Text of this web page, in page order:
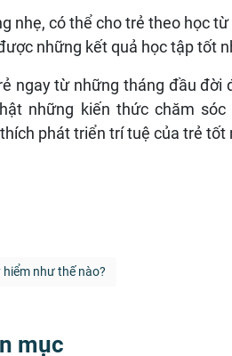
nhẹ, có thể cho trẻ theo học
những kết quả học tập tốt
ngay từ những tháng đầu
những kiến thức chăm
phát triển trí tuệ của trẻ tốt
như thế nào?
mục